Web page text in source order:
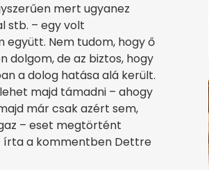
mert ugyanez
stb. – egy volt
együtt. Nem tudom, hogy ő
dolgom, de az biztos, hogy
a dolog hatása alá került.
majd támadni – ahogy
már csak azért sem,
– eset megtörtént
írta a kommentben Dettre